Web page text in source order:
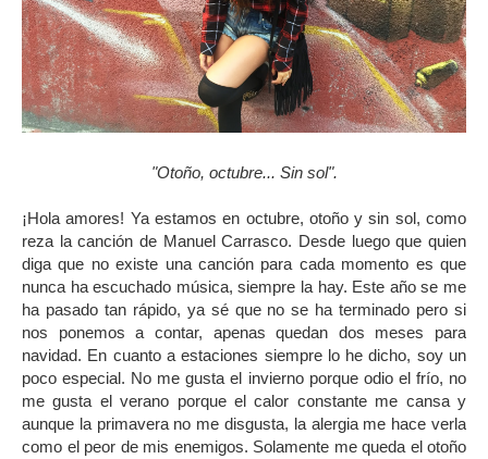
"Otoño, octubre... Sin sol".
¡Hola amores! Ya estamos en octubre, otoño y sin sol, como
reza la canción de Manuel Carrasco. Desde luego que quien
diga que no existe una canción para cada momento es que
nunca ha escuchado música, siempre la hay. Este año se me
ha pasado tan rápido, ya sé que no se ha terminado pero si
nos ponemos a contar, apenas quedan dos meses para
navidad. En cuanto a estaciones siempre lo he dicho, soy un
poco especial. No me gusta el invierno porque odio el frío, no
me gusta el verano porque el calor constante me cansa y
aunque la primavera no me disgusta, la alergia me hace verla
como el peor de mis enemigos. Solamente me queda el otoño